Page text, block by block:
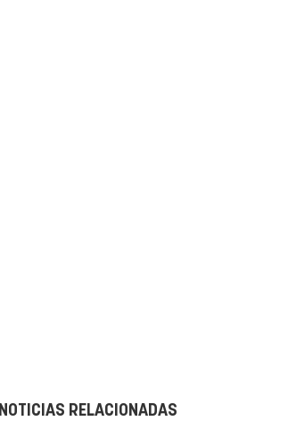
NOTICIAS RELACIONADAS